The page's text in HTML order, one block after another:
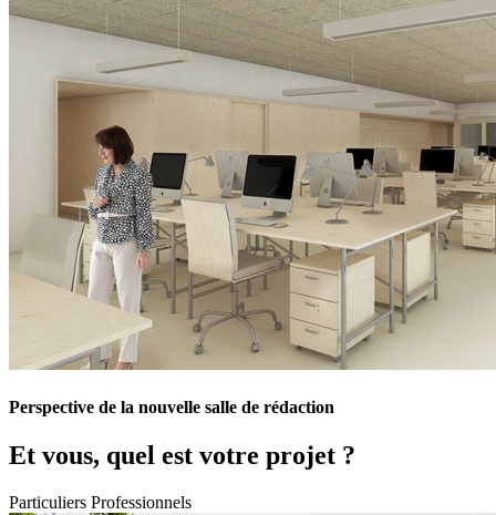
Perspective de la nouvelle salle de rédaction
Et vous, quel est votre projet ?
Particuliers Professionnels